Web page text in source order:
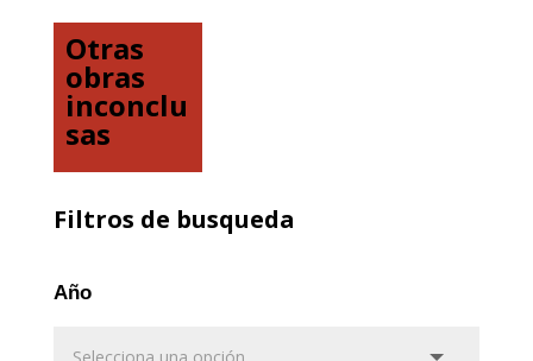
Otras
obras
inconclu
sas
Filtros de busqueda
Año